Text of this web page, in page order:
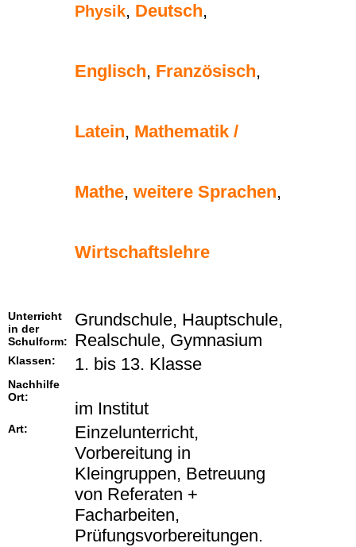
Physik, Deutsch,
Englisch, Französisch,
Latein, Mathematik /
Mathe, weitere Sprachen,
Wirtschaftslehre
Unterricht
in der
Schulform:
Grundschule, Hauptschule,
Realschule, Gymnasium
Klassen: 1. bis 13. Klasse
Nachhilfe
Ort:
im Institut
Art:
Einzelunterricht,
Vorbereitung in
Kleingruppen, Betreuung
von Referaten +
Facharbeiten,
Prüfungsvorbereitungen.